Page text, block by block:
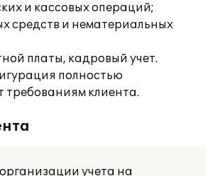
и кассовых операций;
средств и нематериальных
платы, кадровый учет.
полностью
требованиям клиента.
учета на